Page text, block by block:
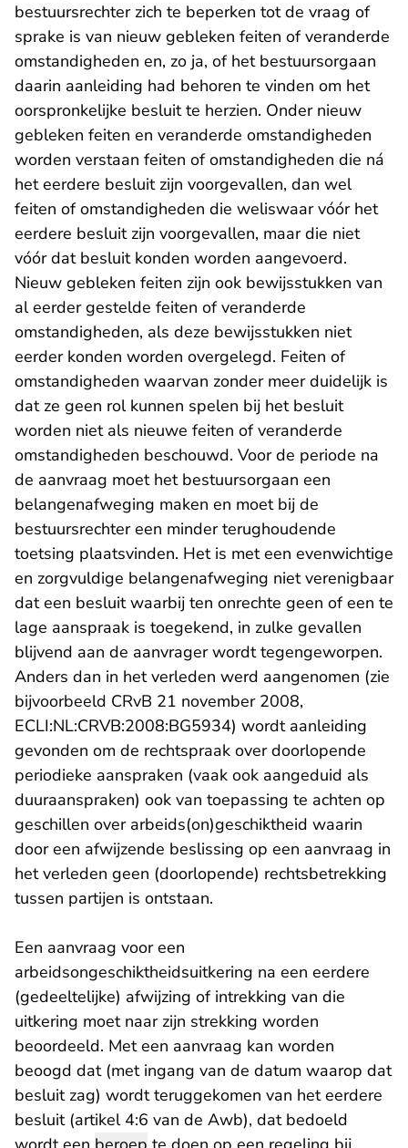
bestuursrechter zich te beperken tot de vraag of
sprake is van nieuw gebleken feiten of veranderde
omstandigheden en, zo ja, of het bestuursorgaan
daarin aanleiding had behoren te vinden om het
oorspronkelijke besluit te herzien. Onder nieuw
gebleken feiten en veranderde omstandigheden
worden verstaan feiten of omstandigheden die ná
het eerdere besluit zijn voorgevallen, dan wel
feiten of omstandigheden die weliswaar vóór het
eerdere besluit zijn voorgevallen, maar die niet
vóór dat besluit konden worden aangevoerd.
Nieuw gebleken feiten zijn ook bewijsstukken van
al eerder gestelde feiten of veranderde
omstandigheden, als deze bewijsstukken niet
eerder konden worden overgelegd. Feiten of
omstandigheden waarvan zonder meer duidelijk is
dat ze geen rol kunnen spelen bij het besluit
worden niet als nieuwe feiten of veranderde
omstandigheden beschouwd. Voor de periode na
de aanvraag moet het bestuursorgaan een
belangenafweging maken en moet bij de
bestuursrechter een minder terughoudende
toetsing plaatsvinden. Het is met een evenwichtige
en zorgvuldige belangenafweging niet verenigbaar
dat een besluit waarbij ten onrechte geen of een te
lage aanspraak is toegekend, in zulke gevallen
blijvend aan de aanvrager wordt tegengeworpen.
Anders dan in het verleden werd aangenomen (zie
bijvoorbeeld CRvB 21 november 2008,
ECLI:NL:CRVB:2008:BG5934- U verlaat
) wordt aanleiding
gevonden om de rechtspraak over doorlopende
periodieke aanspraken (vaak ook aangeduid als
duuraanspraken) ook van toepassing te achten op
geschillen over arbeids(on)geschiktheid waarin
door een afwijzende beslissing op een aanvraag in
het verleden geen (doorlopende) rechtsbetrekking
tussen partijen is ontstaan.
Een aanvraag voor een
arbeidsongeschiktheidsuitkering na een eerdere
(gedeeltelijke) afwijzing of intrekking van die
uitkering moet naar zijn strekking worden
beoordeeld. Met een aanvraag kan worden
beoogd dat (met ingang van de datum waarop dat
besluit zag) wordt teruggekomen van het eerdere
besluit (artikel 4:6 van de Awb), dat bedoeld